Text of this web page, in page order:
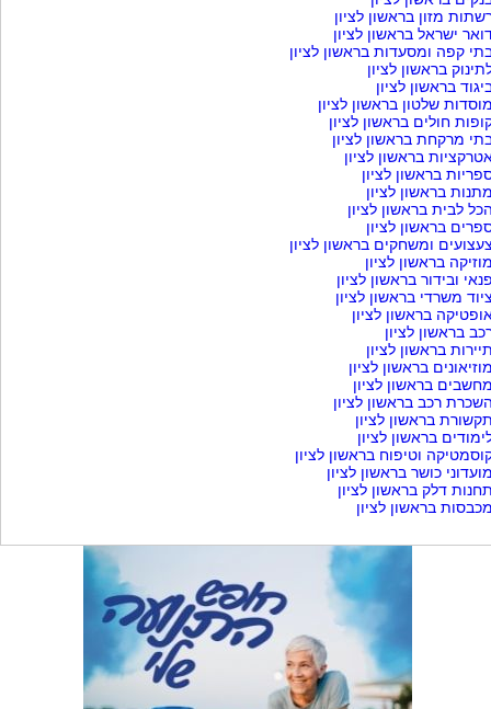
מזון בראשון לציון
ישראל בראשון לציון
קפה ומסעדות בראשון לציון
בראשון לציון
בראשון לציון
שלטון בראשון לציון
חולים בראשון לציון
מרקחת בראשון לציון
בראשון לציון
בראשון לציון
בראשון לציון
לבית בראשון לציון
בראשון לציון
ומשחקים בראשון לציון
בראשון לציון
ובידור בראשון לציון
משרדי בראשון לציון
בראשון לציון
בראשון לציון
בראשון לציון
בראשון לציון
בראשון לציון
רכב בראשון לציון
בראשון לציון
בראשון לציון
וטיפוח בראשון לציון
כושר בראשון לציון
דלק בראשון לציון
בראשון לציון